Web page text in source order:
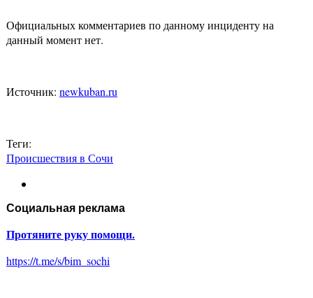
Официальных комментариев по данному инциденту на
данный момент нет.
Источник: newkuban.ru
Теги:
Происшествия в Сочи
Социальная реклама
Протяните руку помощи.
https://t.me/s/bim_sochi